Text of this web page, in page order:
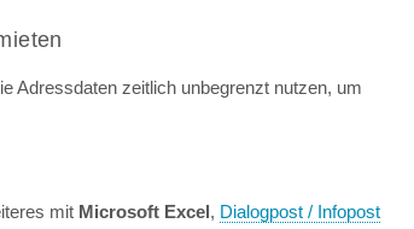
Adressdaten zeitlich unbegrenzt nutzen, um
mit Microsoft Excel, Dialogpost / Infopost